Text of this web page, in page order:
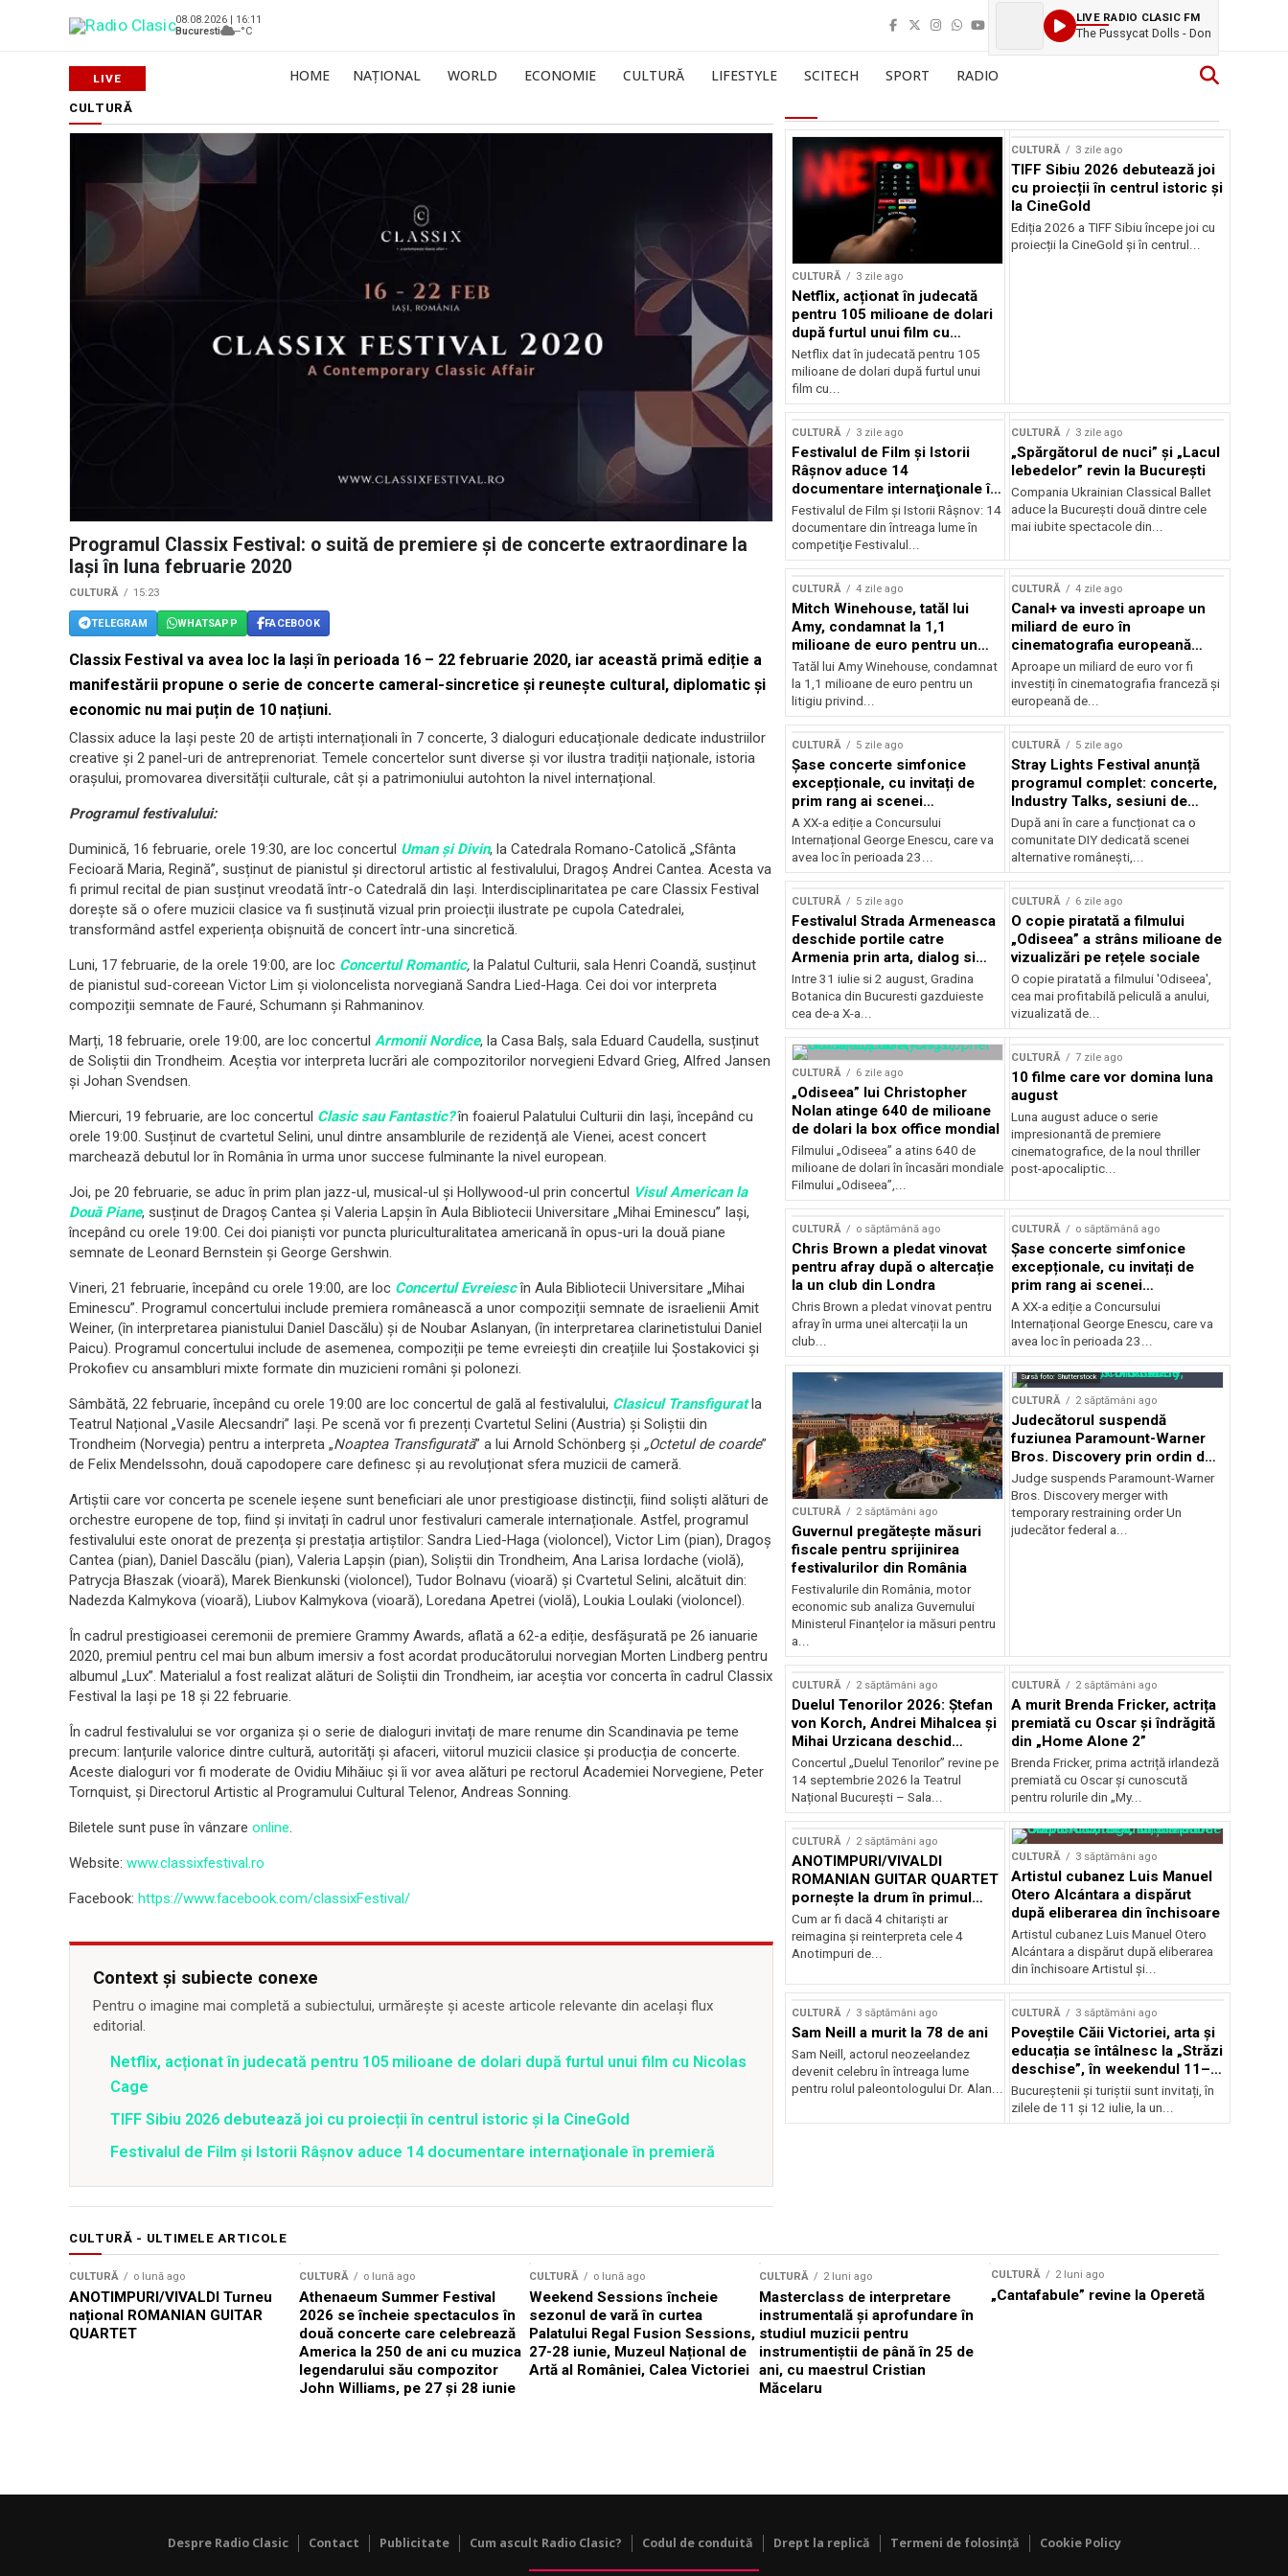
08.08.2026 | 16:11
Bucuresti
--°C
LIVE RADIO CLASIC FM
The Pussycat Dolls - Don
HOME NAȚIONAL WORLD ECONOMIE CULTURĂ LIFESTYLE SCITECH SPORT RADIO
CULTURĂ
Programul Classix Festival: o suită de premiere și de concerte extraordinare la
Iași în luna februarie 2020
CULTURĂ 15:23
TELEGRAM WHATSAPP FACEBOOK
Classix Festival va avea loc la Iași în perioada 16 – 22 februarie 2020, iar această primă ediție a
manifestării propune o serie de concerte cameral-sincretice și reunește cultural, diplomatic și
economic nu mai puțin de 10 națiuni.
Classix aduce la Iași peste 20 de artiști internaționali în 7 concerte, 3 dialoguri educaționale dedicate industriilor
creative și 2 panel-uri de antreprenoriat. Temele concertelor sunt diverse și vor ilustra tradiții naționale, istoria
orașului, promovarea diversității culturale, cât și a patrimoniului autohton la nivel internațional.
Programul festivalului:
Duminică, 16 februarie, orele 19:30, are loc concertul Uman și Divin, la Catedrala Romano-Catolică „Sfânta
Fecioară Maria, Regină”, susținut de pianistul și directorul artistic al festivalului, Dragoș Andrei Cantea. Acesta va
fi primul recital de pian susținut vreodată într-o Catedrală din Iași. Interdisciplinaritatea pe care Classix Festival
dorește să o ofere muzicii clasice va fi susținută vizual prin proiecții ilustrate pe cupola Catedralei,
transformând astfel experiența obișnuită de concert într-una sincretică.
Luni, 17 februarie, de la orele 19:00, are loc Concertul Romantic, la Palatul Culturii, sala Henri Coandă, susținut
de pianistul sud-coreean Victor Lim și violoncelista norvegiană Sandra Lied-Haga. Cei doi vor interpreta
compoziții semnate de Fauré, Schumann și Rahmaninov.
Marți, 18 februarie, orele 19:00, are loc concertul Armonii Nordice, la Casa Balș, sala Eduard Caudella, susținut
de Soliștii din Trondheim. Aceștia vor interpreta lucrări ale compozitorilor norvegieni Edvard Grieg, Alfred Jansen
și Johan Svendsen.
Miercuri, 19 februarie, are loc concertul Clasic sau Fantastic?în foaierul Palatului Culturii din Iași, începând cu
orele 19:00. Susținut de cvartetul Selini, unul dintre ansamblurile de rezidență ale Vienei, acest concert
marchează debutul lor în România în urma unor succese fulminante la nivel european.
Joi, pe 20 februarie, se aduc în prim plan jazz-ul, musical-ul și Hollywood-ul prin concertul Visul American la
Două Piane, susținut de Dragoș Cantea și Valeria Lapșin în Aula Bibliotecii Universitare „Mihai Eminescu” Iași,
începând cu orele 19:00. Cei doi pianiști vor puncta pluriculturalitatea americană în opus-uri la două piane
semnate de Leonard Bernstein și George Gershwin.
Vineri, 21 februarie, începând cu orele 19:00, are loc Concertul Evreiescîn Aula Bibliotecii Universitare „Mihai
Eminescu”. Programul concertului include premiera românească a unor compoziții semnate de israelienii Amit
Weiner, (în interpretarea pianistului Daniel Dascălu) și de Noubar Aslanyan, (în interpretarea clarinetistului Daniel
Paicu). Programul concertului include de asemenea, compoziții pe teme evreiești din creațiile lui Șostakovici și
Prokofiev cu ansambluri mixte formate din muzicieni români și polonezi.
Sâmbătă, 22 februarie, începând cu orele 19:00 are loc concertul de gală al festivalului, Clasicul Transfiguratla
Teatrul Național „Vasile Alecsandri” Iași. Pe scenă vor fi prezenți Cvartetul Selini (Austria) și Soliștii din
Trondheim (Norvegia) pentru a interpreta „Noaptea Transfigurată” a lui Arnold Schönberg și „Octetul de coarde”
de Felix Mendelssohn, două capodopere care definesc și au revoluționat sfera muzicii de cameră.
Artiștii care vor concerta pe scenele ieșene sunt beneficiari ale unor prestigioase distincții, fiind soliști alături de
orchestre europene de top, fiind și invitați în cadrul unor festivaluri camerale internaționale. Astfel, programul
festivalului este onorat de prezența și prestația artiștilor: Sandra Lied-Haga (violoncel), Victor Lim (pian), Dragoș
Cantea (pian), Daniel Dascălu (pian), Valeria Lapșin (pian), Soliștii din Trondheim, Ana Larisa Iordache (violă),
Patrycja Błaszak (vioară), Marek Bienkunski (violoncel), Tudor Bolnavu (vioară) și Cvartetul Selini, alcătuit din:
Nadezda Kalmykova (vioară), Liubov Kalmykova (vioară), Loredana Apetrei (violă), Loukia Loulaki (violoncel).
În cadrul prestigioasei ceremonii de premiere Grammy Awards, aflată a 62-a ediție, desfășurată pe 26 ianuarie
2020, premiul pentru cel mai bun album imersiv a fost acordat producătorului norvegian Morten Lindberg pentru
albumul „Lux”. Materialul a fost realizat alături de Soliștii din Trondheim, iar aceștia vor concerta în cadrul Classix
Festival la Iași pe 18 și 22 februarie.
În cadrul festivalului se vor organiza și o serie de dialoguri invitați de mare renume din Scandinavia pe teme
precum: lanțurile valorice dintre cultură, autorități și afaceri, viitorul muzicii clasice și producția de concerte.
Aceste dialoguri vor fi moderate de Ovidiu Mihăiuc și îi vor avea alături pe rectorul Academiei Norvegiene, Peter
Tornquist, și Directorul Artistic al Programului Cultural Telenor, Andreas Sonning.
Biletele sunt puse în vânzare online.
Website: www.classixfestival.ro
Facebook: https://www.facebook.com/classixFestival/
Context și subiecte conexe
Pentru o imagine mai completă a subiectului, urmărește și aceste articole relevante din același flux
editorial.
Netflix, acționat în judecată pentru 105 milioane de dolari după furtul unui film cu Nicolas
Cage
TIFF Sibiu 2026 debutează joi cu proiecții în centrul istoric și la CineGold
Festivalul de Film şi Istorii Râşnov aduce 14 documentare internaţionale în premieră
CULTURĂ 3 zile ago
Netflix, acționat în judecată
pentru 105 milioane de dolari
după furtul unui film cu
Nicolas Cage
Netflix dat în judecată pentru 105
milioane de dolari după furtul unui
film cu...
CULTURĂ 3 zile ago
TIFF Sibiu 2026 debutează joi
cu proiecții în centrul istoric și
la CineGold
Ediția 2026 a TIFF Sibiu începe joi cu
proiecții la CineGold și în centrul...
CULTURĂ 3 zile ago
Festivalul de Film şi Istorii
Râşnov aduce 14
documentare internaţionale în
premieră
Festivalul de Film şi Istorii Râşnov: 14
documentare din întreaga lume în
competiţie Festivalul...
CULTURĂ 3 zile ago
„Spărgătorul de nuci” și „Lacul
lebedelor” revin la București
Compania Ukrainian Classical Ballet
aduce la București două dintre cele
mai iubite spectacole din...
CULTURĂ 4 zile ago
Mitch Winehouse, tatăl lui
Amy, condamnat la 1,1
milioane de euro pentru un
litigiu pierdut
Tatăl lui Amy Winehouse, condamnat
la 1,1 milioane de euro pentru un
litigiu privind...
CULTURĂ 4 zile ago
Canal+ va investi aproape un
miliard de euro în
cinematografia europeană
până în 2032
Aproape un miliard de euro vor fi
investiți în cinematografia franceză și
europeană de...
CULTURĂ 5 zile ago
Șase concerte simfonice
excepționale, cu invitați de
prim rang ai scenei
internaționale și ansambluri
orchestrale românești de
prestigiu, în programul
Concursului Enescu 2026
A XX-a ediție a Concursului
Internațional George Enescu, care va
avea loc în perioada 23...
CULTURĂ 5 zile ago
Stray Lights Festival anunță
programul complet: concerte,
Industry Talks, sesiuni de
audiție și noi opțiuni de
participare pentru public
După ani în care a funcționat ca o
comunitate DIY dedicată scenei
alternative românești,...
CULTURĂ 5 zile ago
Festivalul Strada Armeneasca
deschide portile catre
Armenia prin arta, dialog si
patrimoniu, intre 31 iulie si 2
august, la Gradina Botanica din
Bucuresti
Intre 31 iulie si 2 august, Gradina
Botanica din Bucuresti gazduieste
cea de-a X-a...
CULTURĂ 6 zile ago
O copie piratată a filmului
„Odiseea” a strâns milioane de
vizualizări pe rețele sociale
O copie piratată a filmului 'Odiseea',
cea mai profitabilă peliculă a anului,
vizualizată de...
CULTURĂ 6 zile ago
„Odiseea” lui Christopher
Nolan atinge 640 de milioane
de dolari la box office mondial
Filmului „Odiseea” a atins 640 de
milioane de dolari în încasări mondiale
Filmului „Odiseea”,...
CULTURĂ 7 zile ago
10 filme care vor domina luna
august
Luna august aduce o serie
impresionantă de premiere
cinematografice, de la noul thriller
post-apocaliptic...
CULTURĂ o săptămână ago
Chris Brown a pledat vinovat
pentru afray după o altercație
la un club din Londra
Chris Brown a pledat vinovat pentru
afray în urma unei altercații la un
club...
CULTURĂ o săptămână ago
Șase concerte simfonice
excepționale, cu invitați de
prim rang ai scenei
internaționale și ansambluri
orchestrale românești de
prestigiu, în programul
Concursului Enescu 2026
A XX-a ediție a Concursului
Internațional George Enescu, care va
avea loc în perioada 23...
CULTURĂ 2 săptămâni ago
Guvernul pregătește măsuri
fiscale pentru sprijinirea
festivalurilor din România
Festivalurile din România, motor
economic sub analiza Guvernului
Ministerul Finanțelor ia măsuri pentru
a...
Sursă foto: Shutterstock
CULTURĂ 2 săptămâni ago
Judecătorul suspendă
fuziunea Paramount-Warner
Bros. Discovery prin ordin de
restricție temporară
Judge suspends Paramount-Warner
Bros. Discovery merger with
temporary restraining order Un
judecător federal a...
CULTURĂ 2 săptămâni ago
Duelul Tenorilor 2026: Ștefan
von Korch, Andrei Mihalcea și
Mihai Urzicana deschid
stagiunea Musical
Extravaganza la TNB
Concertul „Duelul Tenorilor” revine pe
14 septembrie 2026 la Teatrul
Național București – Sala...
CULTURĂ 2 săptămâni ago
A murit Brenda Fricker, actrița
premiată cu Oscar și îndrăgită
din „Home Alone 2”
Brenda Fricker, prima actriță irlandeză
premiată cu Oscar și cunoscută
pentru rolurile din „My...
CULTURĂ 2 săptămâni ago
ANOTIMPURI/VIVALDI
ROMANIAN GUITAR QUARTET
pornește la drum în primul
turneu național
Cum ar fi dacă 4 chitarişti ar
reimagina şi reinterpreta cele 4
Anotimpuri de...
CULTURĂ 3 săptămâni ago
Artistul cubanez Luis Manuel
Otero Alcántara a dispărut
după eliberarea din închisoare
Artistul cubanez Luis Manuel Otero
Alcántara a dispărut după eliberarea
din închisoare Artistul și...
CULTURĂ 3 săptămâni ago
Sam Neill a murit la 78 de ani
Sam Neill, actorul neozeelandez
devenit celebru în întreaga lume
pentru rolul paleontologului Dr. Alan...
CULTURĂ 3 săptămâni ago
Poveștile Căii Victoriei, arta și
educația se întâlnesc la „Străzi
deschise”, în weekendul 11–
12 iulie
Bucureștenii și turiștii sunt invitați, în
zilele de 11 și 12 iulie, la un...
CULTURĂ - ULTIMELE ARTICOLE
CULTURĂ o lună ago
ANOTIMPURI/VIVALDI Turneu
național ROMANIAN GUITAR
QUARTET
CULTURĂ o lună ago
Athenaeum Summer Festival
2026 se încheie spectaculos în
două concerte care celebrează
America la 250 de ani cu muzica
legendarului său compozitor
John Williams, pe 27 și 28 iunie
CULTURĂ o lună ago
Weekend Sessions încheie
sezonul de vară în curtea
Palatului Regal Fusion Sessions,
27-28 iunie, Muzeul Național de
Artă al României, Calea Victoriei
CULTURĂ 2 luni ago
Masterclass de interpretare
instrumentală și aprofundare în
studiul muzicii pentru
instrumentiștii de până în 25 de
ani, cu maestrul Cristian
Măcelaru
CULTURĂ 2 luni ago
„Cantafabule” revine la Operetă
Despre Radio Clasic Contact Publicitate Cum ascult Radio Clasic? Codul de conduită Drept la replică Termeni de folosință Cookie Policy